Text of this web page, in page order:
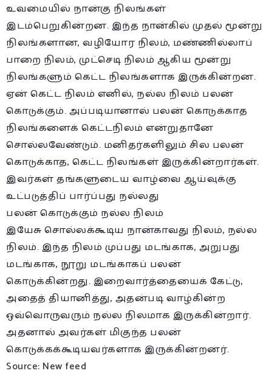
உவமையில் நான்கு நிலங்கள்
இடம்பெறுகின்றன. இந்த நான்கில் முதல் மூன்று
நிலங்களான, வழியோர நிலம், மண்ணில்லாப்
பாறை நிலம், முட்செடி நிலம் ஆகிய மூன்று
நிலங்களும் கெட்ட நிலங்களாக இருக்கின்றன.
ஏன் கெட்ட நிலம் எனில், நல்ல நிலம் பலன்
கொடுக்கும். அப்படியானால் பலன் கொடுக்காத
நிலங்களைக் கெட்டநிலம் என்றுதானே
சொல்லவேண்டும். மனிதர்களிலும் சில பலன்
கொடுக்காத, கெட்ட நிலங்கள் இருக்கின்றார்கள்.
இவர்கள் தங்களுடைய வாழ்வை ஆய்வுக்கு
உட்படுத்திப் பார்ப்பது நல்லது
பலன் கொடுக்கும் நல்ல நிலம்
இயேசு சொல்லக்கூடிய நான்காவது நிலம், நல்ல
நிலம். இந்த நிலம் முப்பது மடங்காக, அறுபது
மடங்காக, நூறு மடங்காகப் பலன்
கொடுக்கின்றது. இறைவார்த்தையைக் கேட்டு,
அதைத் தியானித்து, அதன்படி வாழ்கின்ற
ஒவ்வொருவரும் நல்ல நிலமாக இருக்கின்றார்.
அதனால் அவர்கள் மிகுந்த பலன்
கொடுக்கக்கூடியவர்களாக இருக்கின்றனர்.
Source: New feed